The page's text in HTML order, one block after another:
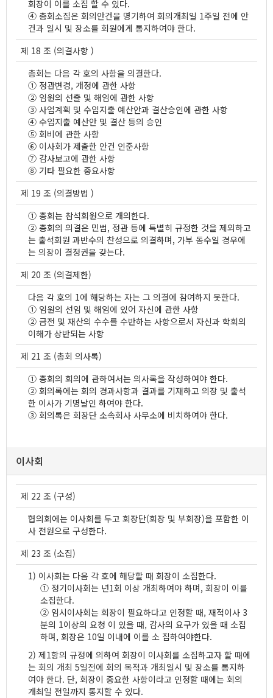
회장이 이를 소집 할 수 있다.
④ 총회소집은 회의안건을 명기하여 회의개최일 1주일 전에 안
건과 일시 및 장소를 회원에게 통지하여야 한다.
제 18 조 (의결사항 )
총회는 다음 각 호의 사항을 의결한다.
① 정관변경, 개정에 관한 사항
② 임원의 선출 및 해임에 관한 사항
③ 사업계획 및 수입지출 예산안과 결산승인에 관한 사항
④ 수입지출 예산안 및 결산 등의 승인
⑤ 회비에 관한 사항
⑥ 이사회가 제출한 안건 인준사항
⑦ 감사보고에 관한 사항
⑧ 기타 필요한 중요사항
제 19 조 (의결방법 )
① 총회는 참석회원으로 개의한다.
② 총회의 의결은 민법, 정관 등에 특별히 규정한 것을 제외하고
는 출석회원 과반수의 찬성으로 의결하며, 가부 동수일 경우에
는 의장이 결정권을 갖는다.
제 20 조 (의결제한)
다음 각 호의 1에 해당하는 자는 그 의결에 참여하지 못한다.
① 임원의 선임 및 해임에 있어 자신에 관한 사항
② 금전 및 재산의 수수를 수반하는 사항으로서 자신과 학회의
이해가 상반되는 사항
제 21 조 (총회 의사록)
① 총회의 회의에 관하여서는 의사록을 작성하여야 한다.
② 회의록에는 회의 경과사항과 결과를 기재하고 의장 및 출석
한 이사가 기명날인 하여야 한다.
③ 회의록은 회장단 소속회사 사무소에 비치하여야 한다.
이사회
제 22 조 (구성)
협의회에는 이사회를 두고 회장단(회장 및 부회장)을 포함한 이
사 전원으로 구성한다.
제 23 조 (소집)
1) 이사회는 다음 각 호에 해당할 때 회장이 소집한다.
① 정기이사회는 년1회 이상 개최하여야 하며, 회장이 이를
소집한다.
② 임시이사회는 회장이 필요하다고 인정할 때, 재적이사 3
분의 1이상의 요청 이 있을 때, 감사의 요구가 있을 때 소집
하며, 회장은 10일 이내에 이를 소 집하여야한다.
2) 제1항의 규정에 의하여 회장이 이사회를 소집하고자 할 때에
는 회의 개최 5일전에 회의 목적과 개최일시 및 장소를 통지하
여야 한다. 단, 회장이 중요한 사항이라고 인정할 때에는 회의
개최일 전일까지 통지할 수 있다.